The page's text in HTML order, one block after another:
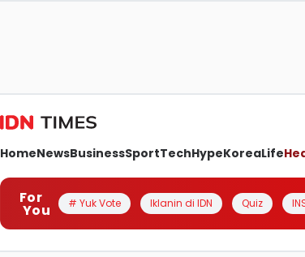
HomeNewsBusinessSportTechHypeKoreaLife
For
You # Yuk Vote Iklanin di IDN Quiz